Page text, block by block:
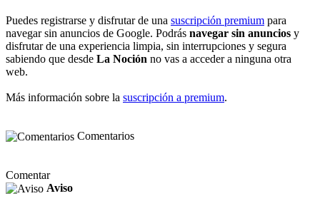
Puedes registrarse y disfrutar de una suscripción premium para
navegar sin anuncios de Google. Podrás navegar sin anuncios y
disfrutar de una experiencia limpia, sin interrupciones y segura
sabiendo que desde La Noción no vas a acceder a ninguna otra
web.
Más información sobre la suscripción a premium.
Comentarios
Comentar
Aviso